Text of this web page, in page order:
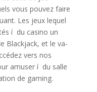
vous pouvez faire
Les jeux lequel
í du casino un
Blackjack, et le va-
vers nos
amuser í du salle
de gaming.